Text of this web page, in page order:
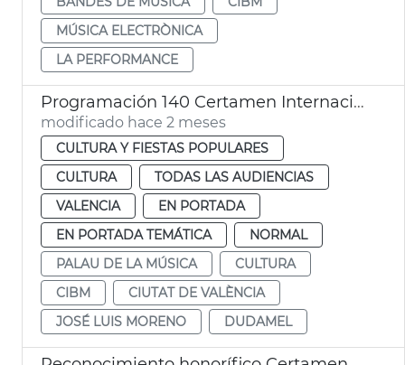
MÚSICA ELECTRÒNICA
LA PERFORMANCE
Programación 140 Certamen Internacional Bandas Música Ciudad València
modificado hace 2 meses
CULTURA Y FIESTAS POPULARES
CULTURA
TODAS LAS AUDIENCIAS
VALENCIA
EN PORTADA
EN PORTADA TEMÁTICA
NORMAL
PALAU DE LA MÚSICA
CULTURA
CIBM
CIUTAT DE VALÈNCIA
JOSÉ LUIS MORENO
DUDAMEL